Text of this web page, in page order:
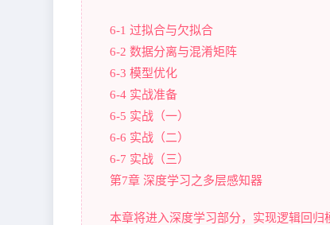
6-1 过拟合与欠拟合
6-2 数据分离与混淆矩阵
6-3 模型优化
6-4 实战准备
6-5 实战（一）
6-6 实战（二）
6-7 实战（三）
第7章 深度学习之多层感知器
本章将进入深度学习部分，实现逻辑回